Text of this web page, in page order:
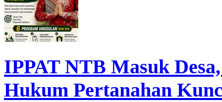
IPPAT NTB Masuk
Hukum Pertanahan